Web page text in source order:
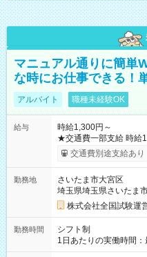
マニュアル通りに簡単
な時にお仕事できる！
アルバイト 職種未経験OK
給与
時給1,300円～
★交通費一部支給 時給1,300円～ ※試験・役割により手当あり
※勤務回数により昇給
り！】 希望される場
例】 ・河合塾模擬試験
×8時間＝日収10,400円
円の場合あり ・国家試
円（役割手当＋100円）×6
間】試用期間なし
交通費別途支給あり
勤務地
さいたま市大宮区
埼玉県埼玉県さいたま
株式会社全国試験運
勤務時間
シフト制
1日あたりの実働時間
間は 試験により異な